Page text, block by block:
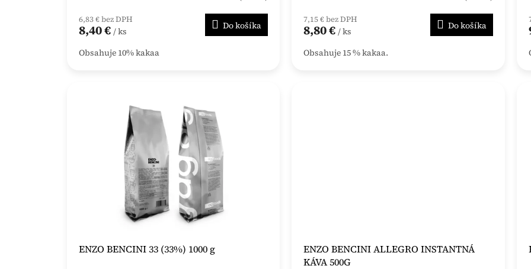
6,83 € bez DPH
8,40 € / ks Do košíka
Obsahuje 10% kakaa
7,15 € bez DPH
8,80 €/ ks Do košíka
Obsahuje 15 % kakaa.
ENZO BENCINI 33 (33%) 1000 g
ENZO BENCINI ALLEGRO INSTANTNÁ
KÁVA 500G